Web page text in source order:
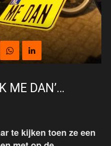
ME DAN’…
te kijken toen ze een